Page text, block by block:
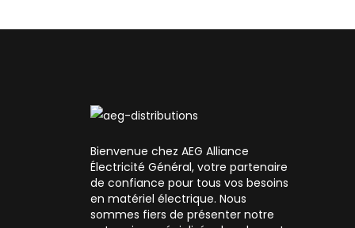
Bienvenue chez AEG Alliance
Électricité Général, votre partenaire
de confiance pour tous vos besoins
en matériel électrique. Nous
sommes fiers de présenter notre